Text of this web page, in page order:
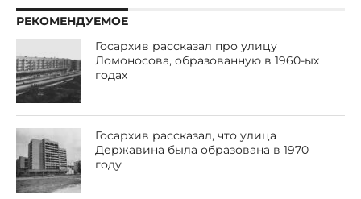
РЕКОМЕНДУЕМОЕ
Госархив рассказал про улицу
Ломоносова, образованную в 1960-ых
годах
Госархив рассказал, что улица
Державина была образована в 1970
году